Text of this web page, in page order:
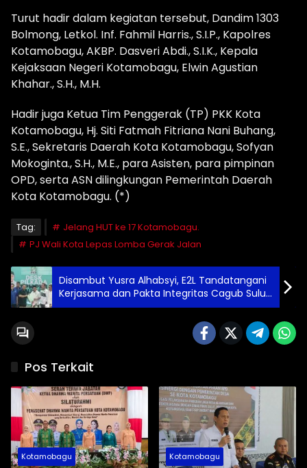
Turut hadir dalam kegiatan tersebut, Dandim 1303
Bolmong, Letkol. Inf. Fahmil Harris., S.I.P., Kapolres
Kotamobagu, AKBP. Dasveri Abdi., S.I.K., Kepala
Kejaksaan Negeri Kotamobagu, Elwin Agustian
Khahar., S.H., M.H.
Hadir juga Ketua Tim Penggerak (TP) PKK Kota
Kotamobagu, Hj. Siti Fatmah Fitriana Nani Buhang,
S.E., Sekretaris Daerah Kota Kotamobagu, Sofyan
Mokoginta., S.H., M.E., para Asisten, para pimpinan
OPD, serta ASN dilingkungan Pemerintah Daerah
Kota Kotamobagu. (*)
Tag:
Jelang HUT ke 17 Kotamobagu.
PJ Wali Kota Lepas Lomba Gerak Jalan
Disambut Yusra Alhabsyi, E2L Tandatangani
Kerjasama dan Pakta Integritas Cagub Sulut
Dari PKB
Pos Terkait
Kotamobagu Kotamobagu